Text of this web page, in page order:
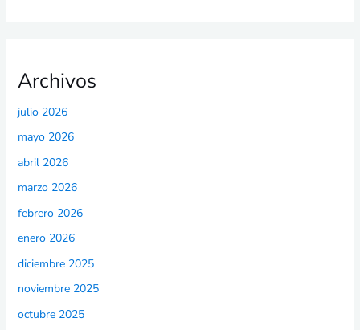
Archivos
julio 2026
mayo 2026
abril 2026
marzo 2026
febrero 2026
enero 2026
diciembre 2025
noviembre 2025
octubre 2025